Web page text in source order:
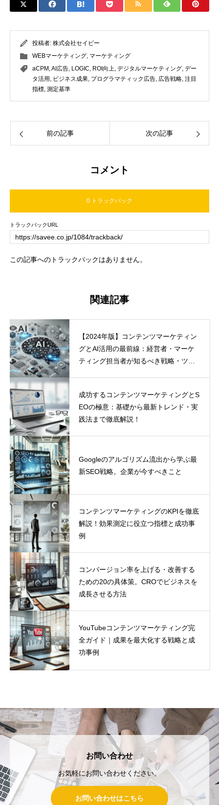
投稿者: 株式会社セイビー
WEBマーケティング マーケティング
aCPM AI広告 LOGIC ROI向上 デジタルマーケティング デー
タ活用
ビジネス成果 プログラマティック広告 広告戦略 注目
指標 測定基準
前の記事 次の記事
コメント
0 トラックバック
トラックバックURL
この記事へのトラックバックはありません。
関連記事
【2024年版】コンテンツマーケティン
グとAI活用の最前線：経営者・マーケ
ティング担当者が知るべき戦略・ツー
成功するコンテンツマーケティングとS
EOの極意：基礎から最新トレンド・実
践法まで徹底解説！
Googleのアルゴリズム流出から学ぶ最
新SEO戦略。企業が今すべきこと
コンテンツマーケティングのKPIを徹底
解説！効果測定に役立つ指標と成功事
例
コンバージョン率を上げる・改善する
ための20の具体策。CROでビジネスを
成長させる方法
YouTubeコンテンツマーケティング完
全ガイド｜成果を最大化する戦略と成
功事例
お問い合わせ
お気軽にお問い合わせください。
お問い合わせはこちら